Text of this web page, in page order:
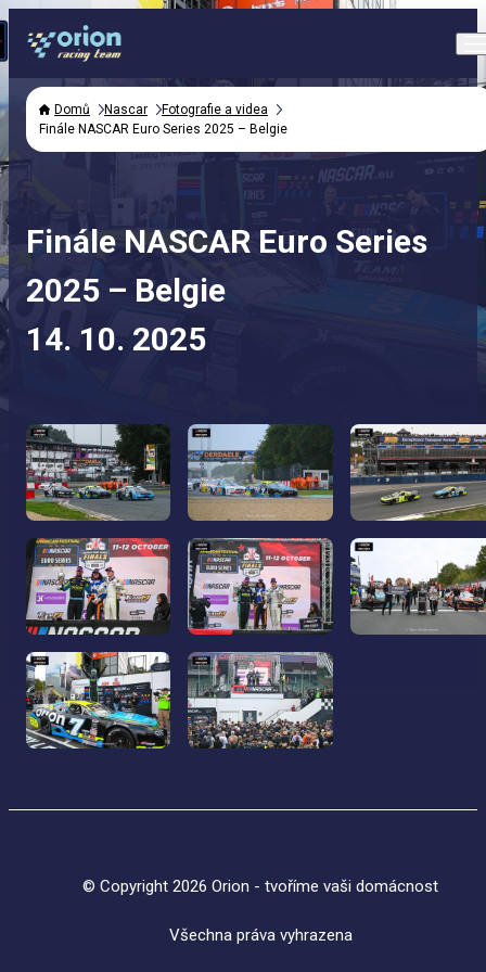
Domů Nascar
Fotografie a videa
Finále NASCAR Euro Series 2025 – Belgie
Finále NASCAR Euro Series
2025 – Belgie
14. 10. 2025
© Copyright 2026 Orion - tvoříme vaši domácnost
Všechna práva vyhrazena